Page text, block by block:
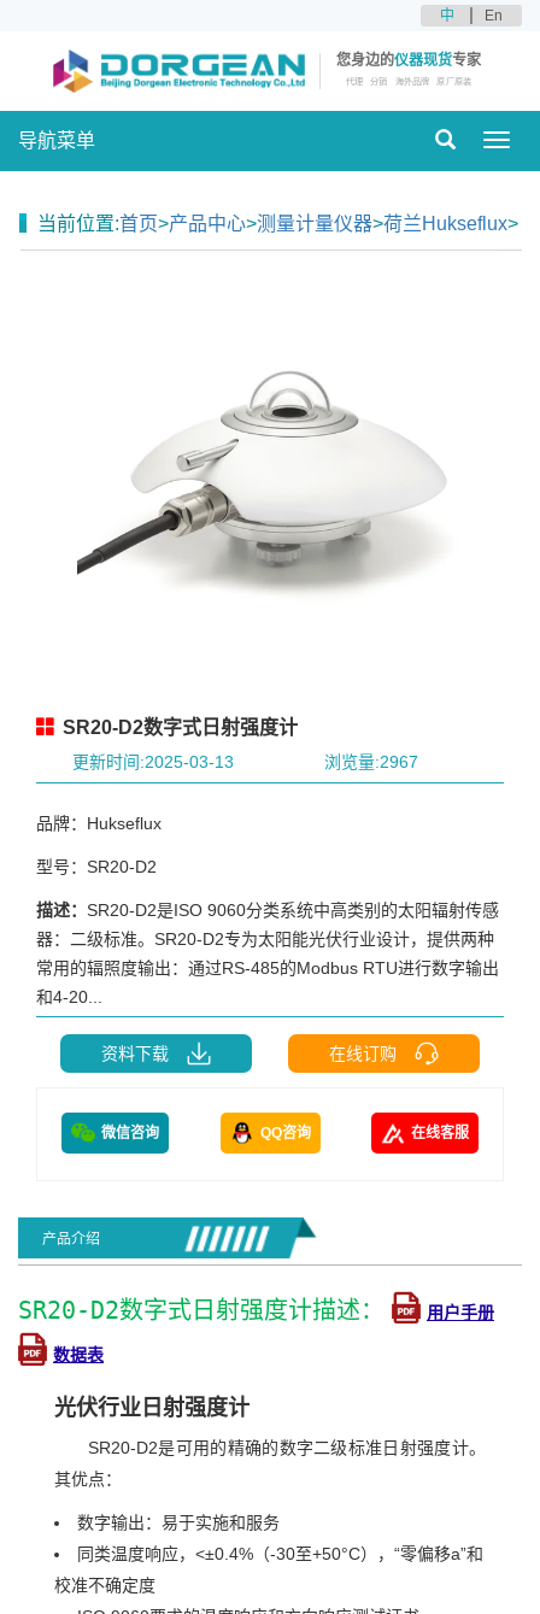
中 En
您身边的仪器现货专家
代理 分销 海外品牌 原厂原装
导航菜单
当前位置:首页>产品中心>测量计量仪器>荷兰Hukseflux>
SR20-D2数字式日射强度计
更新时间:2025-03-13 浏览量:2967
品牌：Hukseflux
型号：SR20-D2
描述： SR20-D2是ISO 9060分类系统中高类别的太阳辐射传感
器：二级标准。SR20-D2专为太阳能光伏行业设计，提供两种
常用的辐照度输出：通过RS-485的Modbus RTU进行数字输出
和4-20...
资料下载 在线订购
微信咨询 QQ咨询 在线客服
产品介绍
SR20-D2数字式日射强度计描述： 用户手册
数据表
光伏行业日射强度计
SR20-D2是可用的精确的数字二级标准日射强度计。
其优点：
数字输出：易于实施和服务
同类温度响应，<±0.4%（-30至+50°C），“零偏移a”和
校准不确定度